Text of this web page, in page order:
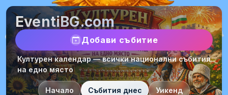
EventiBG.com
Добави събитие
Културен календар — всички национални събития
на едно място
Начало Събития днес Уикенд